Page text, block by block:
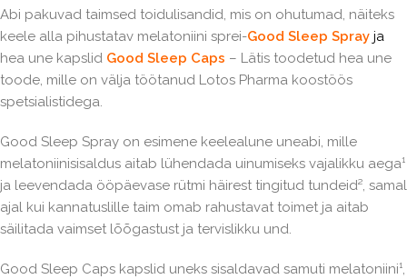
Abi pakuvad taimsed toidulisandid, mis on ohutumad, näiteks
keele alla pihustatav melatoniini sprei-Good Sleep Spray ja
hea une kapslid Good Sleep Caps – Lätis toodetud hea une
toode, mille on välja töötanud Lotos Pharma koostöös
spetsialistidega.
Good Sleep Spray on esimene keelealune uneabi, mille
melatoniinisisaldus aitab lühendada uinumiseks vajalikku aega¹
ja leevendada ööpäevase rütmi häirest tingitud tundeid², samal
ajal kui kannatuslille taim omab rahustavat toimet ja aitab
säilitada vaimset lõõgastust ja tervislikku und.
Good Sleep Caps kapslid uneks sisaldavad samuti melatoniini¹,